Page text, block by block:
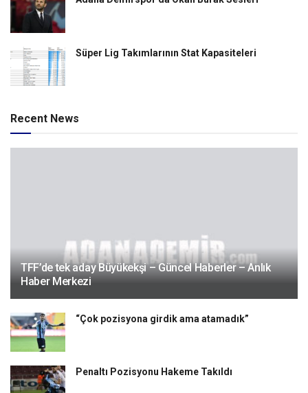
Süper Lig Takımlarının Stat Kapasiteleri
Recent News
TFF’de tek aday Büyükekşi – Güncel Haberler – Anlık
Haber Merkezi
“Çok pozisyona girdik ama atamadık”
Penaltı Pozisyonu Hakeme Takıldı